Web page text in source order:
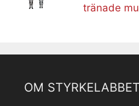
tränade
OM STYRKELABBET